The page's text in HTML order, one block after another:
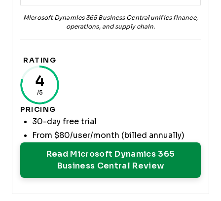
Microsoft Dynamics 365 Business Central unifies finance,
operations, and supply chain.
RATING
4
/5
PRICING
30-day free trial
From $80/user/month (billed annually)
Read Microsoft Dynamics 365
Business Central ReviewOpens New